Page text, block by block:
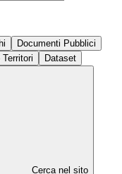
Documenti Pubblici
Territori Dataset
Cerca nel sito